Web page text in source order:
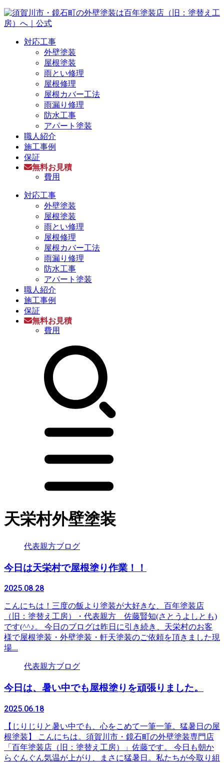
対応工事
外壁塗装
屋根塗装
雨とい修理
屋根修理
屋根カバー工法
雨漏り修理
防水工事
アパート塗装
職人紹介
施工事例
保証
無料お見積
費用
対応工事
外壁塗装
屋根塗装
雨とい修理
屋根修理
屋根カバー工法
雨漏り修理
防水工事
アパート塗装
職人紹介
施工事例
保証
無料お見積
費用
天栄村外壁塗装
代表親方ブログ
今日は天栄村で屋根塗り作業！！
2025.08.28
こんにちは！三度の飯より塗装が大好きな、百年塗装店
（旧：塗替え工房）・代表親方 佐藤賢知(さとうよしとも)
です(^^♪。 今日のブログは昨日に引き続き、天栄村のお客
様で屋根塗装・外壁塗装・軒天塗装のご依頼を頂きました現
場...
代表親方ブログ
今日は、暑い中でも屋根塗りを頑張りました。
2025.06.18
【じりじりと暑い中でも、心をこめて一筆一筆。猛暑日の屋
根塗装】 こんにちは。須賀川市・鏡石町の外壁塗装専門店
「百年塗装店（旧：塗替え工房）」佐藤です。 今日も朝か
らぐんぐん気温が上がり、まさに猛暑日。私たちが今取り組